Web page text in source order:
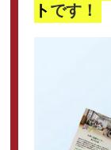
トです！